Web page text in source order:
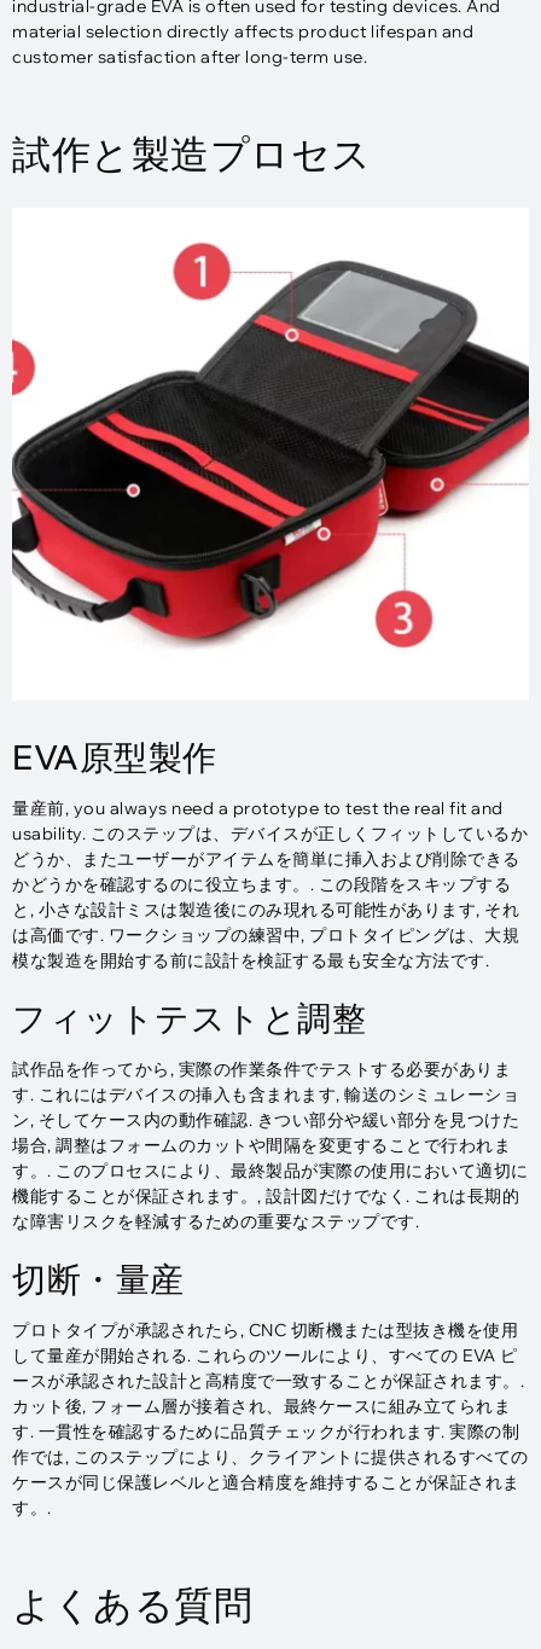
industrial-grade EVA is often used for testing devices. And
material selection directly affects product lifespan and
customer satisfaction after long-term use.
試作と製造プロセス
EVA原型製作
量産前, you always need a prototype to test the real fit and
usability. このステップは、デバイスが正しくフィットしているか
どうか、またユーザーがアイテムを簡単に挿入および削除できる
かどうかを確認するのに役立ちます。. この段階をスキップする
と, 小さな設計ミスは製造後にのみ現れる可能性があります, それ
は高価です. ワークショップの練習中, プロトタイピングは、大規
模な製造を開始する前に設計を検証する最も安全な方法です.
フィットテストと調整
試作品を作ってから, 実際の作業条件でテストする必要がありま
す. これにはデバイスの挿入も含まれます, 輸送のシミュレーショ
ン, そしてケース内の動作確認. きつい部分や緩い部分を見つけた
場合, 調整はフォームのカットや間隔を変更することで行われま
す。. このプロセスにより、最終製品が実際の使用において適切に
機能することが保証されます。, 設計図だけでなく. これは長期的
な障害リスクを軽減するための重要なステップです.
切断・量産
プロトタイプが承認されたら, CNC 切断機または型抜き機を使用
して量産が開始される. これらのツールにより、すべての EVA ピ
ースが承認された設計と高精度で一致することが保証されます。.
カット後, フォーム層が接着され、最終ケースに組み立てられま
す. 一貫性を確認するために品質チェックが行われます. 実際の制
作では, このステップにより、クライアントに提供されるすべての
ケースが同じ保護レベルと適合精度を維持することが保証されま
す。.
よくある質問